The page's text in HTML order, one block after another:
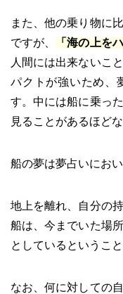
また、他の乗り物に
ですが、
「海の上を
人間には出来ないこ
パクトが強いため、
す。中には船に乗っ
見ることがあるほどな
船の夢は夢占いにおい
地上を離れ、自分の
船は、今までいた場
としているというこ
なお、何に対しての